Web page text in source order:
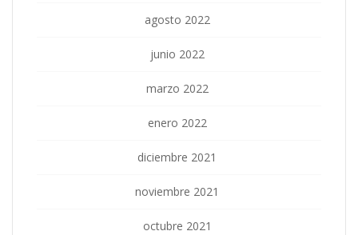
agosto 2022
junio 2022
marzo 2022
enero 2022
diciembre 2021
noviembre 2021
octubre 2021